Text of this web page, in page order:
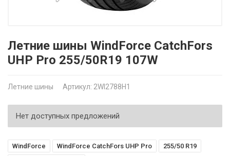
Летние шины WindForce CatchFors
UHP Pro 255/50R19 107W
Летние шины Артикул: 2WI2788H1
Нет доступных предложений
WindForce WindForce CatchFors UHP Pro
255/50 R19